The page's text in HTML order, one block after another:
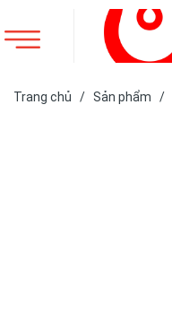
Trang chủ / Sản phẩm /